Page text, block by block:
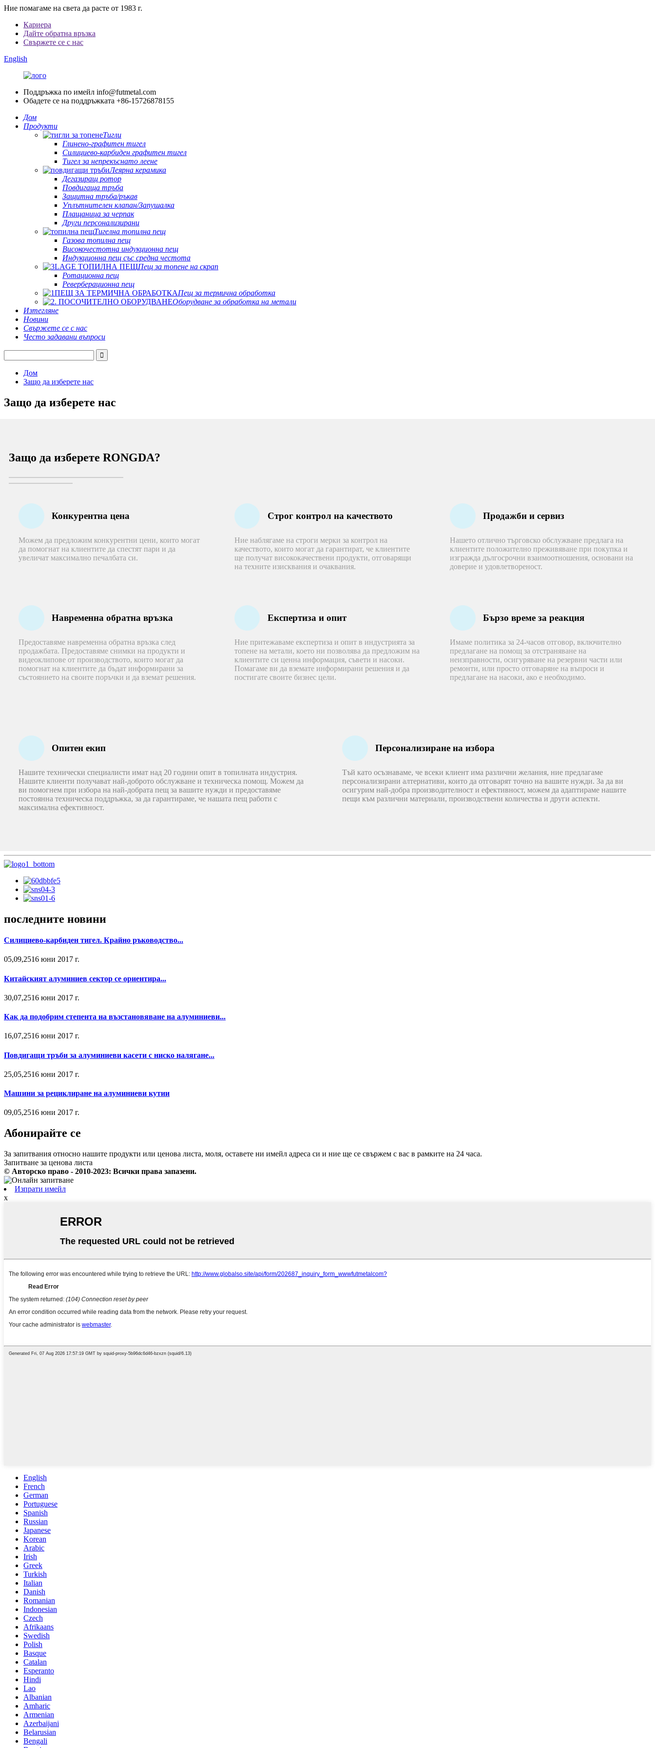
Ние помагаме на света да расте от 1983 г.
Кариера
Дайте обратна връзка
Свържете се с нас
English
Поддръжка по имейл info@futmetal.com
Обадете се на поддръжката +86-15726878155
Дом
Продукти
Тигли
Глинено-графитен тигел
Силициево-карбиден графитен тигел
Тигел за непрекъснато леене
Леярна керамика
Дегазиращ ротор
Повдигаща тръба
Защитна тръба/ръкав
Уплътнителен клапан/Запушалка
Плащаница за черпак
Други персонализирани
Тигелна топилна пещ
Газова топилна пещ
Високочестотна индукционна пещ
Индукционна пещ със средна честота
Пещ за топене на скрап
Ротационна пещ
Реверберационна пещ
Пещ за термична обработка
Оборудване за обработка на метали
Изтегляне
Новини
Свържете се с нас
Често задавани въпроси
Дом
Защо да изберете нас
Защо да изберете нас
Защо да изберете RONGDA?
Конкурентна цена
Можем да предложим конкурентни цени, които могат
да помогнат на клиентите да спестят пари и да
увеличат максимално печалбата си.
Строг контрол на качеството
Ние наблягаме на строги мерки за контрол на
качеството, които могат да гарантират, че клиентите
ще получат висококачествени продукти, отговарящи
на техните изисквания и очаквания.
Продажби и сервиз
Нашето отлично търговско обслужване предлага на
клиентите положително преживяване при покупка и
изгражда дългосрочни взаимоотношения, основани на
доверие и удовлетвореност.
Навременна обратна връзка
Предоставяме навременна обратна връзка след
продажбата. Предоставяме снимки на продукти и
видеоклипове от производството, които могат да
помогнат на клиентите да бъдат информирани за
състоянието на своите поръчки и да вземат решения.
Експертиза и опит
Ние притежаваме експертиза и опит в индустрията за
топене на метали, което ни позволява да предложим на
клиентите си ценна информация, съвети и насоки.
Помагаме ви да вземате информирани решения и да
постигате своите бизнес цели.
Бързо време за реакция
Имаме политика за 24-часов отговор, включително
предлагане на помощ за отстраняване на
неизправности, осигуряване на резервни части или
ремонти, или просто отговаряне на въпроси и
предлагане на насоки, ако е необходимо.
Опитен екип
Нашите технически специалисти имат над 20 години опит в топилната индустрия.
Нашите клиенти получават най-доброто обслужване и техническа помощ. Можем да
ви помогнем при избора на най-добрата пещ за вашите нужди и предоставяме
постоянна техническа поддръжка, за да гарантираме, че нашата пещ работи с
максимална ефективност.
Персонализиране на избора
Тъй като осъзнаваме, че всеки клиент има различни желания, ние предлагаме
персонализирани алтернативи, които да отговарят точно на вашите нужди. За да ви
осигурим най-добра производителност и ефективност, можем да адаптираме нашите
пещи към различни материали, производствени количества и други аспекти.
последните новини
Силициево-карбиден тигел. Крайно ръководство...
05,09,2516 юни 2017 г.
Китайският алуминиев сектор се ориентира...
30,07,2516 юни 2017 г.
Как да подобрим степента на възстановяване на алуминиеви...
16,07,2516 юни 2017 г.
Повдигащи тръби за алуминиеви касети с ниско налягане...
25,05,2516 юни 2017 г.
Машини за рециклиране на алуминиеви кутии
09,05,2516 юни 2017 г.
Абонирайте се
За запитвания относно нашите продукти или ценова листа, моля, оставете ни имейл адреса си и ние ще се свържем с вас в рамките на 24 часа.
Запитване за ценова листа
© Авторско право - 2010-2023: Всички права запазени.
Изпрати имейл
x
English
French
German
Portuguese
Spanish
Russian
Japanese
Korean
Arabic
Irish
Greek
Turkish
Italian
Danish
Romanian
Indonesian
Czech
Afrikaans
Swedish
Polish
Basque
Catalan
Esperanto
Hindi
Lao
Albanian
Amharic
Armenian
Azerbaijani
Belarusian
Bengali